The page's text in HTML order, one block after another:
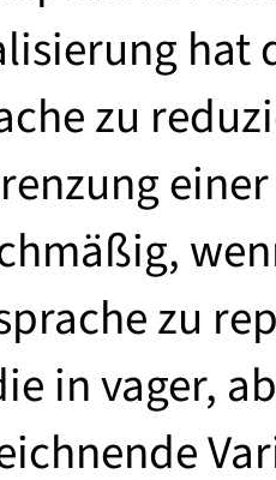
hat
zu
zu
in vager,